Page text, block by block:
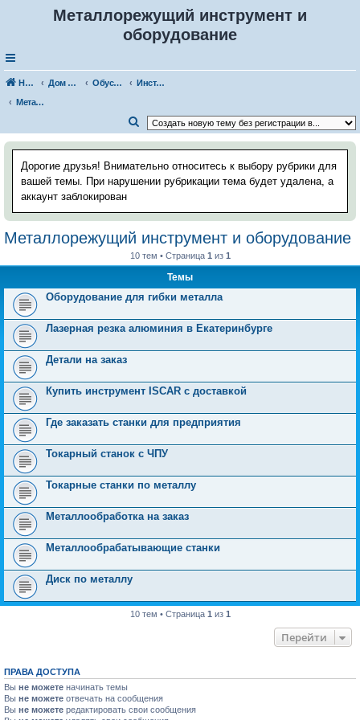
Металлорежущий инструмент и
оборудование
Наш Хаус-форум Дом и стройка Обустройство, дизайн помещений
Инструменты и оборудование
Металлорежущий инструмент и оборудование
о
с
Дорогие друзья! Внимательно относитесь к выбору рубрики для
вашей темы. При нарушении рубрикации тема будет удалена, а
аккаунт заблокирован
Металлорежущий инструмент и оборудование
10 тем • Страница 1 из 1
Темы
Оборудование для гибки металла
Лазерная резка алюминия в Екатеринбурге
Детали на заказ
Купить инструмент ISCAR с доставкой
Где заказать станки для предприятия
Токарный станок с ЧПУ
Токарные станки по металлу
Металлообработка на заказ
Металлообрабатывающие станки
Диск по металлу
10 тем • Страница 1 из 1
Перейти
ПРАВА ДОСТУПА
Вы не можете начинать темы
Вы не можете отвечать на сообщения
Вы не можете редактировать свои сообщения